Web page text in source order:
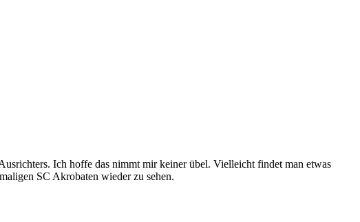
Ich hoffe das nimmt mir keiner übel. Vielleicht findet man etwas
SC Akrobaten wieder zu sehen.